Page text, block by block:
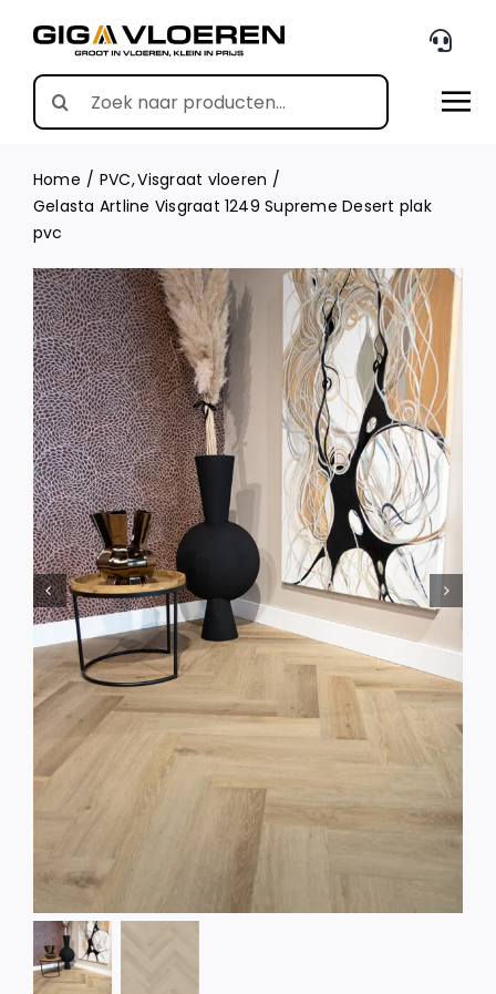
content
Search
for:
Home PVC Visgraat vloeren
Gelasta Artline Visgraat 1249 Supreme Desert plak
pvc